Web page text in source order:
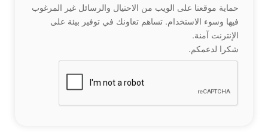
حماية موقعنا على الويب من الاحتيال والرسائل غير المرغوب
فيها وسوء الاستخدام. تساهم تعاونك في توفير بيئة على
الإنترنت آمنة.
شكرا لدعمكم.